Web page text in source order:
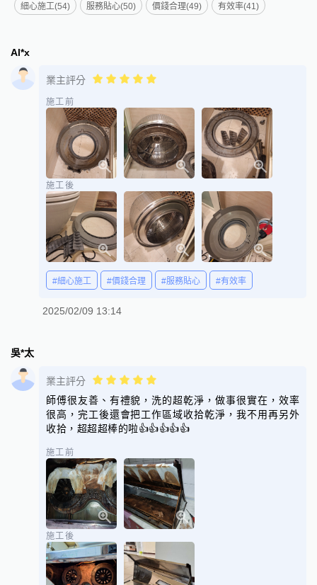
細心施工(54) 服務貼心(50) 價錢合理(49) 有效率(41)
Al*x
業主評分
施工前
施工後
#細心施工 #價錢合理 #服務貼心 #有效率
2025/02/09 13:14
吳*太
業主評分
師傅很友善、有禮貌，洗的超乾淨，做事很實在，效率
很高，完工後還會把工作區域收拾乾淨，我不用再另外
收拾，超超超棒的啦👍👍👍👍👍
施工前
施工後